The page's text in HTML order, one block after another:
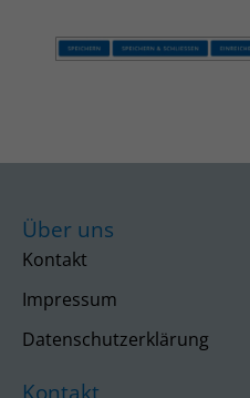
Über uns
Kontakt
Impressum
Datenschutzerklärung